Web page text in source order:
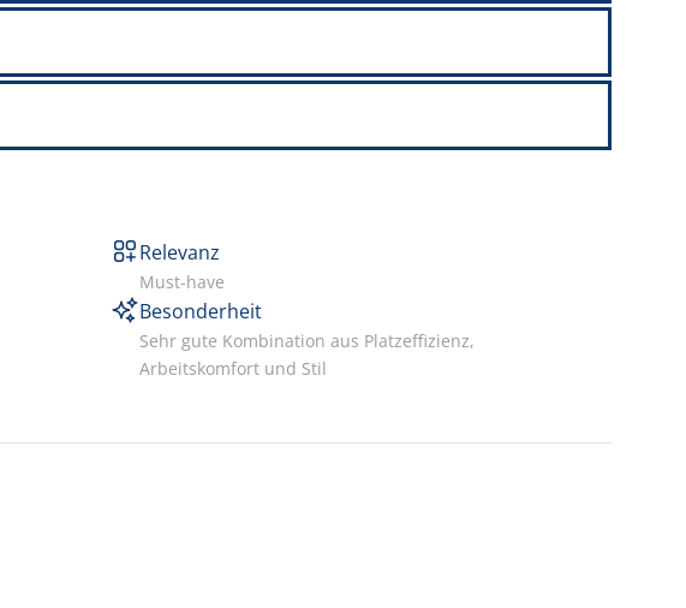
Relevanz
Must-have
Besonderheit
Sehr gute Kombination aus Platzeffizienz,
Arbeitskomfort und Stil